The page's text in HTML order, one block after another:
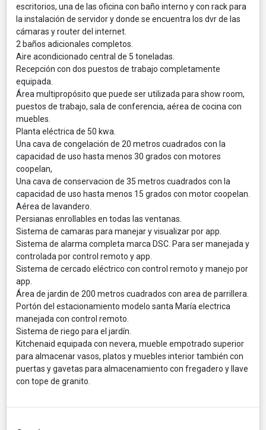
escritorios, una de las oficina con baño interno y con rack para
la instalación de servidor y donde se encuentra los dvr de las
cámaras y router del internet.
2 baños adicionales completos.
Aire acondicionado central de 5 toneladas.
Recepción con dos puestos de trabajo completamente
equipada.
Área multipropósito que puede ser utilizada para show room,
puestos de trabajo, sala de conferencia, aérea de cocina con
muebles.
Planta eléctrica de 50 kwa.
Una cava de congelación de 20 metros cuadrados con la
capacidad de uso hasta menos 30 grados con motores
coopelan,
Una cava de conservacion de 35 metros cuadrados con la
capacidad de uso hasta menos 15 grados con motor coopelan.
Aérea de lavandero.
Persianas enrollables en todas las ventanas.
Sistema de camaras para manejar y visualizar por app.
Sistema de alarma completa marca DSC. Para ser manejada y
controlada por control remoto y app.
Sistema de cercado eléctrico con control remoto y manejo por
app.
Área de jardin de 200 metros cuadrados con area de parrillera.
Portón del estacionamiento modelo santa María electrica
manejada con control remoto.
Sistema de riego para el jardín.
Kitchenaid equipada con nevera, mueble empotrado superior
para almacenar vasos, platos y muebles interior también con
puertas y gavetas para almacenamiento con fregadero y llave
con tope de granito.